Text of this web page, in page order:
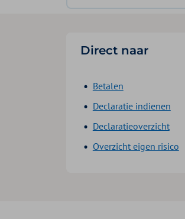
Direct naar
Betalen
Declaratie indienen
Declaratieoverzicht
Overzicht eigen risico